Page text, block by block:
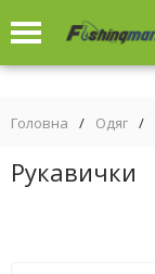
Головна / Одяг /
Рукавички